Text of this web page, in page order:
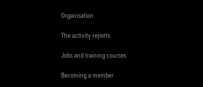
Organisation
The activity reports
Jobs and training courses
Becoming a member